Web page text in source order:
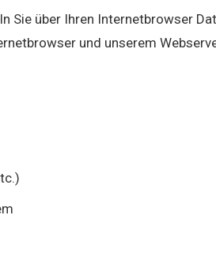
über Ihren Internetbrowser
und unserem